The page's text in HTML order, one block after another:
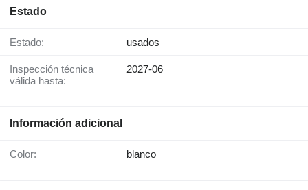
Estado
Estado: usados
Inspección técnica
válida hasta:
2027-06
Información adicional
Color: blanco